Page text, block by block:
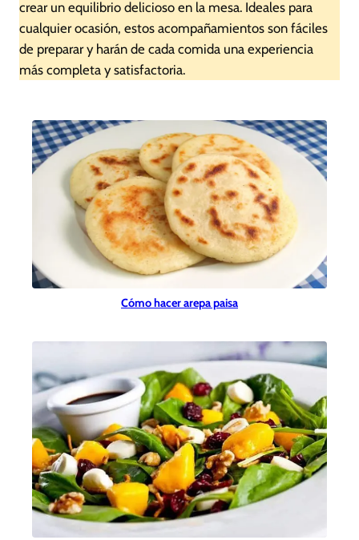
crear un equilibrio delicioso en la mesa. Ideales para
cualquier ocasión, estos acompañamientos son fáciles
de preparar y harán de cada comida una experiencia
más completa y satisfactoria.
Cómo hacer arepa paisa